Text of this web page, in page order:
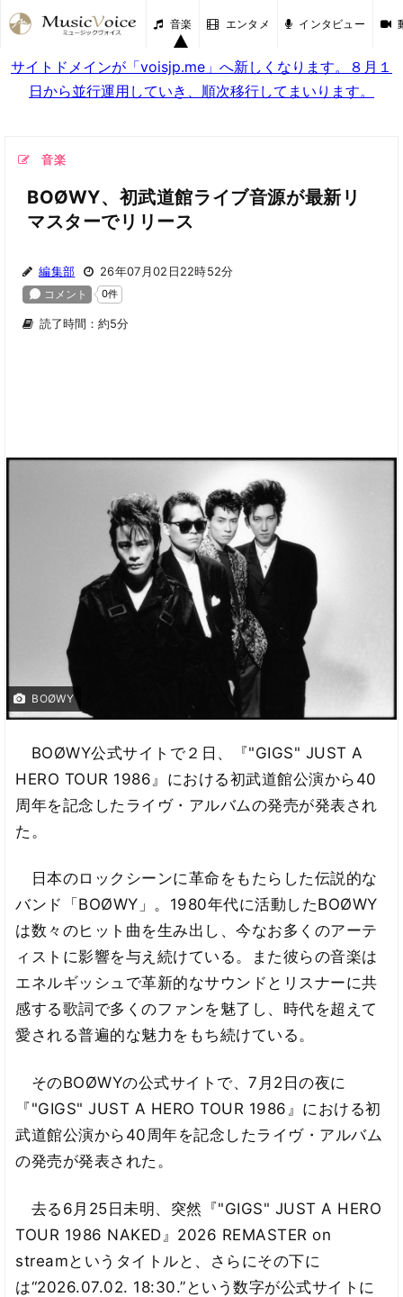
音楽 エンタメ インタビュー
サイトドメインが「voisjp.me」へ新しくなります。８月１
日から並行運用していき、順次移行してまいります。
音楽
BOØWY、初武道館ライブ音源が最新リ
マスターでリリース
編集部 26年07月02日22時52分
読了時間：約5分
BOØWY
BOØWY公式サイトで２日、『"GIGS" JUST A
HERO TOUR 1986』における初武道館公演から40
周年を記念したライヴ・アルバムの発売が発表され
た。
日本のロックシーンに革命をもたらした伝説的な
バンド「BOØWY」。1980年代に活動したBOØWY
は数々のヒット曲を生み出し、今なお多くのアーテ
ィストに影響を与え続けている。また彼らの音楽は
エネルギッシュで革新的なサウンドとリスナーに共
感する歌詞で多くのファンを魅了し、時代を超えて
愛される普遍的な魅力をもち続けている。
そのBOØWYの公式サイトで、7月2日の夜に
『"GIGS" JUST A HERO TOUR 1986』における初
武道館公演から40周年を記念したライヴ・アルバム
の発売が発表された。
去る6月25日未明、突然『"GIGS" JUST A HERO
TOUR 1986 NAKED』2026 REMASTER on
streamというタイトルと、さらにその下に
は“2026.07.02. 18:30.”という数字が公式サイトに